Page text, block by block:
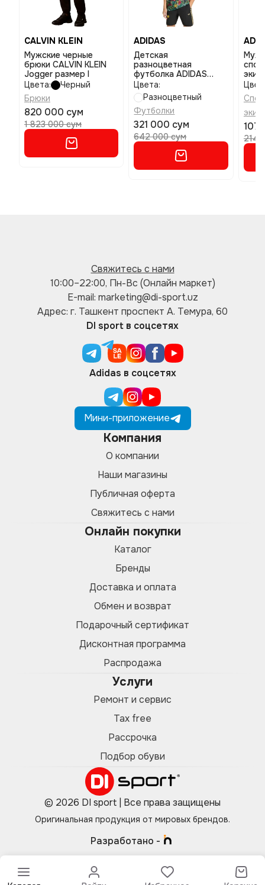
CALVIN KLEIN
Мужские черные
брюки CALVIN KLEIN
Jogger размер l
Цвета:
Черный
Брюки
820 000 сум
1 823 000 сум
ADIDAS
Детская
разноцветная
футболка ADIDAS
Liberty Tee размер 128
Цвета:
Разноцветный
Футболки
321 000 сум
642 000 сум
Tiro
107
214
Свяжитесь с нами
10:00–22:00, Пн-Вс (Онлайн маркет)
E-mail: marketing@di-sport.uz
Адрес: г. Ташкент проспект А. Темура, 60
DI sport в соцсетях
Adidas в соцсетях
Мини-приложение
Компания
О компании
Наши магазины
Публичная оферта
Свяжитесь с нами
Онлайн покупки
Каталог
Бренды
Доставка и оплата
Обмен и возврат
Подарочный сертификат
Дисконтная программа
Распродажа
Услуги
Ремонт и сервис
Tax free
Рассрочка
Подбор обуви
© 2026 DI sport | Все права защищены
Оригинальная продукция от мировых брендов.
Разработано -